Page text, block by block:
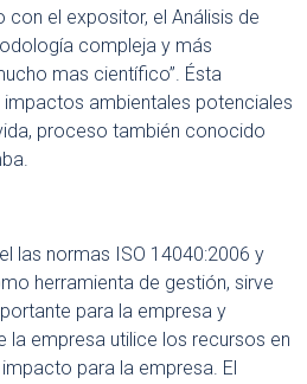
el expositor, el Análisis de
compleja y más
mas científico”. Ésta
ambientales potenciales
proceso también conocido
las normas ISO 14040:2006 y
herramienta de gestión, sirve
para la empresa y
la empresa utilice los recursos en
para la empresa. El